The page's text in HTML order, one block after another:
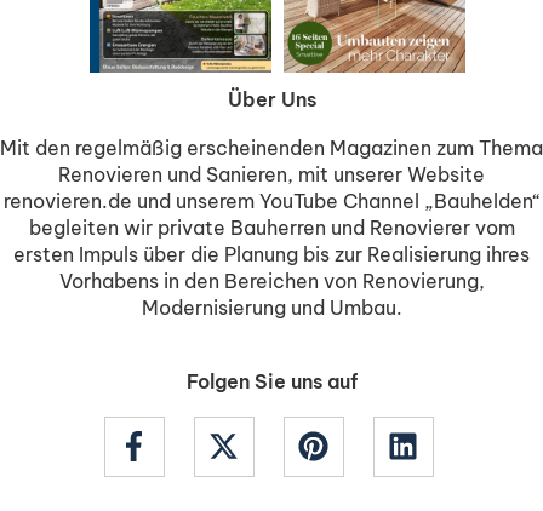
Über Uns
Mit den regelmäßig erscheinenden Magazinen zum Thema
Renovieren und Sanieren, mit unserer Website
renovieren.de und unserem YouTube Channel „Bauhelden“
begleiten wir private Bauherren und Renovierer vom
ersten Impuls über die Planung bis zur Realisierung ihres
Vorhabens in den Bereichen von Renovierung,
Modernisierung und Umbau.
Folgen Sie uns auf